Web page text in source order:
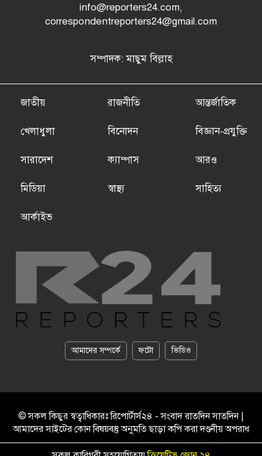
info@reporters24.com,
correspondentreporters24@gmail.com
সম্পাদক: মাছুম বিল্লাহ
জাতীয় রাজনীতি আন্তর্জাতিক
খেলাধুলা বিনোদন বিজ্ঞান-প্রযুক্তি
সারাদেশ ক্যাম্পাস আরও
মিডিয়া স্বাস্থ্য সাহিত্য
আর্কাইভ
আমাদের সম্পর্কে ফটো ভিডিও
© সকল কিছুর স্বত্বাধিকারঃ রিপোর্টার্স২৪ - সংবাদ রাতদিন সাতদিন |
আমাদের সাইটের কোন বিষয়বস্তু অনুমতি ছাড়া কপি করা দণ্ডনীয় অপরাধ